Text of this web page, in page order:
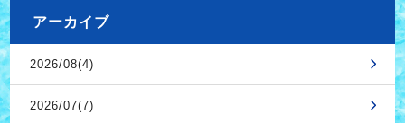
アーカイブ
2026/08(4)
2026/07(7)